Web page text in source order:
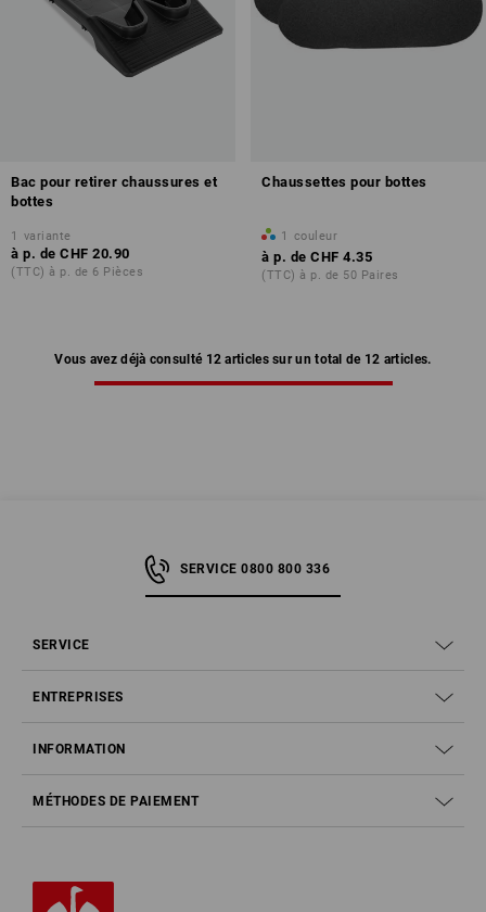
Bac pour retirer chaussures et
bottes
1 variante
à p. de CHF 20.90
(TTC) à p. de 6 Pièces
Chaussettes pour bottes
1 couleur
à p. de CHF 4.35
(TTC) à p. de 50 Paires
Vous avez déjà consulté 12 articles sur un total de 12 articles.
SERVICE 0800 800 336
SERVICE
ENTREPRISES
INFORMATION
MÉTHODES DE PAIEMENT